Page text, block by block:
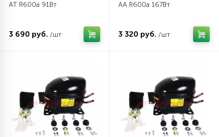
AT R600a 91Вт
3 690 руб. /шт
АА R600a 167Вт
3 320 руб. /шт